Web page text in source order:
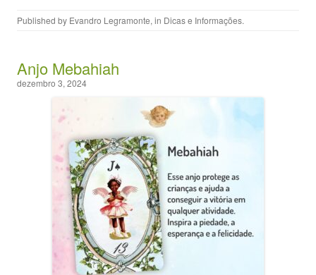
Published by Evandro Legramonte, in Dicas e Informações.
Anjo Mebahiah
dezembro 3, 2024